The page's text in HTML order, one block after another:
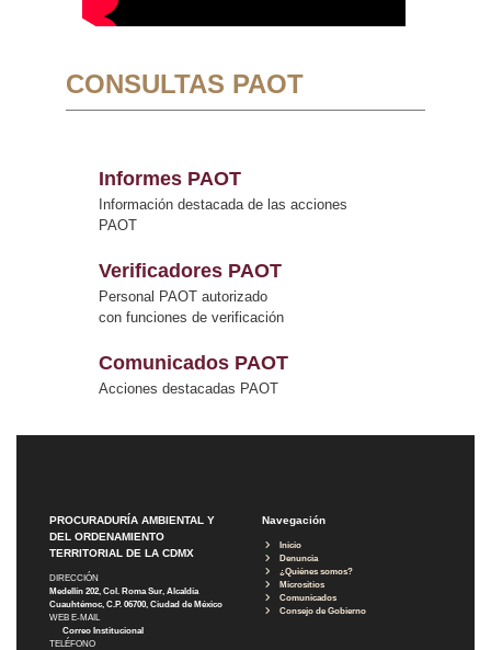
CONSULTAS PAOT
Informes PAOT
Información destacada de las acciones
PAOT
Verificadores PAOT
Personal PAOT autorizado
con funciones de verificación
Comunicados PAOT
Acciones destacadas PAOT
PROCURADURÍA AMBIENTAL Y
DEL ORDENAMIENTO
TERRITORIAL DE LA CDMX
DIRECCIÓN
Medellín 202, Col. Roma Sur, Alcaldía
Cuauhtémoc, C.P. 06700, Ciudad de México
WEB E-MAIL
Correo Institucional
TELÉFONO
Navegación
Inicio
Denuncia
¿Quiénes somos?
Micrositios
Comunicados
Consejo de Gobierno